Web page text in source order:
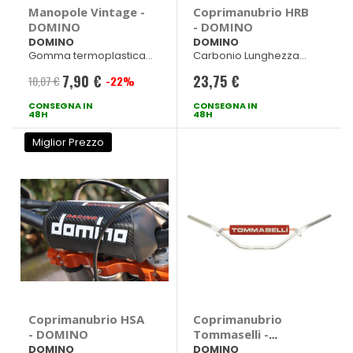
Manopole Vintage -
DOMINO
DOMINO
Gomma termoplastica
10,07 € Prezzo
speciale
7,90 € -22%
CONSEGNA IN
48H
Coprimanubrio HRB
- DOMINO
DOMINO
Carbonio Lunghezza
23,75 €
CONSEGNA IN
48H
Miglior Prezzo
Coprimanubrio HSA
- DOMINO
DOMINO
Coprimanubrio
Tommaselli -
DOMINO
DOMINO